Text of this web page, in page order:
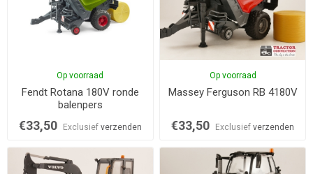
Op voorraad
Fendt Rotana 180V ronde
balenpers
€33,50 Exclusief verzenden
Op voorraad
Massey Ferguson RB 4180V
€33,50 Exclusiefverzenden